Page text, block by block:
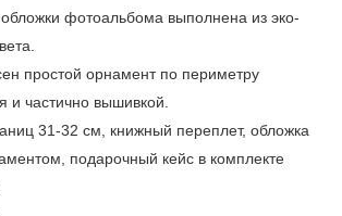
фотоальбома выполнена из эко-
простой орнамент по периметру
и частично вышивкой.
31-32 см, книжный переплет, обложка
подарочный кейс в комплекте